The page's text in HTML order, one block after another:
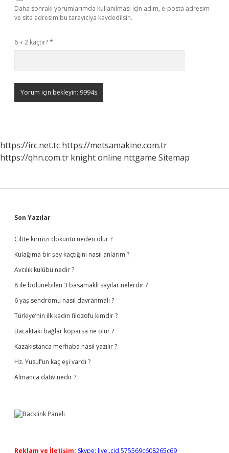
Daha sonraki yorumlarımda kullanılması için adım, e-posta adresim
ve site adresim bu tarayıcıya kaydedilsin.
6 + 2 kaçtır?*
https://irc.net.tc https://metsamakine.com.tr
https://qhn.com.tr knight online nttgame Sitemap
Sidebar
Son Yazılar
Ciltte kırmızı döküntü neden olur ?
Kulağıma bir şey kaçtığını nasıl anlarım ?
Avcılık kulübü nedir ?
8 ile bölünebilen 3 basamaklı sayılar nelerdir ?
6 yaş sendromu nasıl davranmalı ?
Türkiye’nin ilk kadın filozofu kimdir ?
Bacaktaki bağlar koparsa ne olur ?
Kazakistanca merhaba nasıl yazılır ?
Hz. Yusuf’un kaç eşi vardı ?
Almanca dativ nedir ?
Reklam ve İletişim: Skype: live:.cid.575569c608265c69